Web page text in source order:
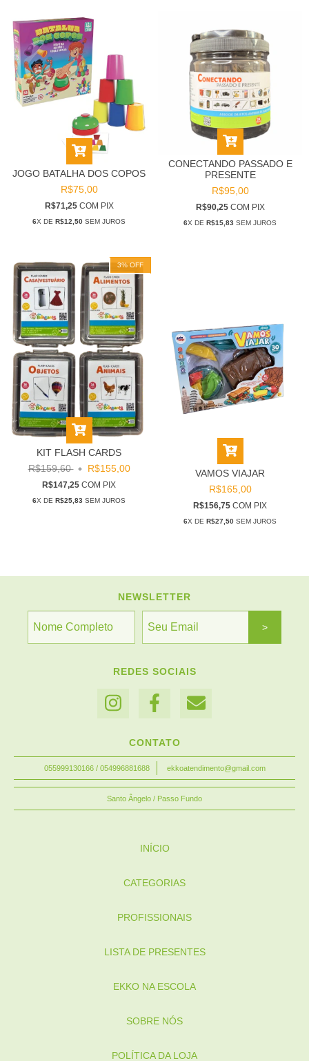
JOGO BATALHA DOS COPOS
R$75,00
R$71,25 COM PIX
6X DE R$12,50 SEM JUROS
CONECTANDO PASSADO E
PRESENTE
R$95,00
R$90,25 COM PIX
6X DE R$15,83 SEM JUROS
3% OFF
KIT FLASH CARDS
R$159,60
R$155,00
R$147,25 COM PIX
6X DE R$25,83 SEM JUROS
VAMOS VIAJAR
R$165,00
R$156,75 COM PIX
6X DE R$27,50 SEM JUROS
NEWSLETTER
REDES SOCIAIS
CONTATO
055999130166 / 054996881688 ekkoatendimento@gmail.com
Santo Ângelo / Passo Fundo
INÍCIO
CATEGORIAS
PROFISSIONAIS
LISTA DE PRESENTES
EKKO NA ESCOLA
SOBRE NÓS
POLÍTICA DA LOJA